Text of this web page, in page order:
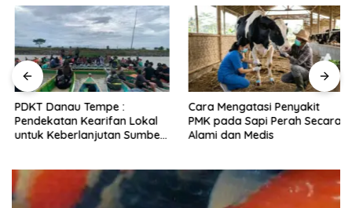
PDKT Danau Tempe :
Pendekatan Kearifan Lokal
untuk Keberlanjutan Sumber
Cara Mengatasi Penyakit
PMK pada Sapi Perah Secara
Alami dan Medis